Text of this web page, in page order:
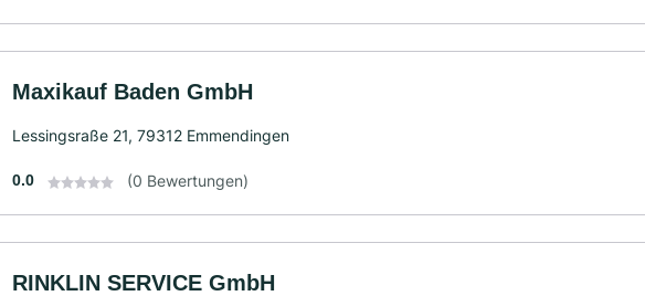
Maxikauf Baden GmbH
Lessingsraße 21, 79312 Emmendingen
0.0 (0 Bewertungen)
RINKLIN SERVICE GmbH